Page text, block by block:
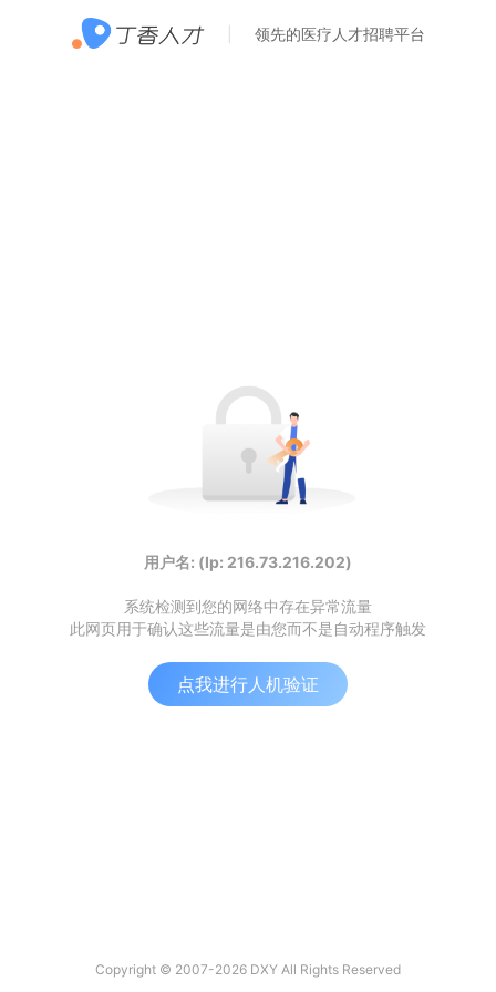
领先的医疗人才招聘平台
用户名: (Ip: 216.73.216.202)
系统检测到您的网络中存在异常流量
此网页用于确认这些流量是由您而不是自动程序触发
点我进行人机验证
Copyright © 2007-2026 DXY All Rights Reserved